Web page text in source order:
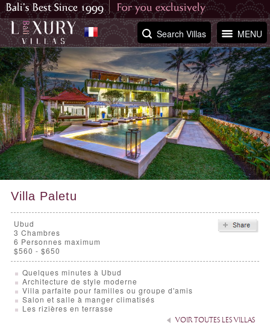
MENU
Search Villas
Villa Paletu
Ubud
3 Chambres
6 Personnes maximum
$560 - $650
Quelques minutes à Ubud
Architecture de style moderne
Villa parfaite pour familles ou groupe d'amis
Salon et salle à manger climatisés
Les rizières en terrasse
VOIR TOUTES LES VILLAS